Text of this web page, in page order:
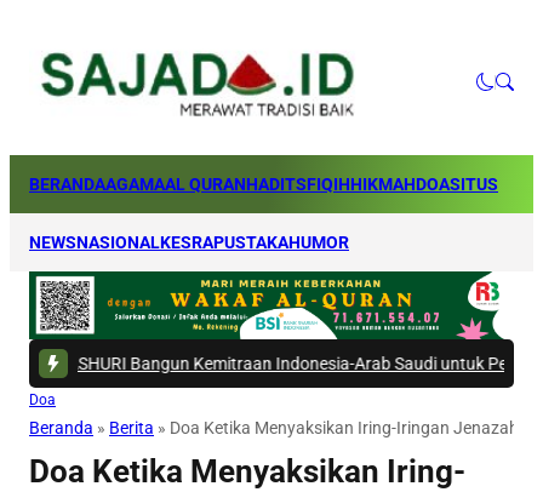
BERANDAAGAMAAL QURANHADITSFIQIHHIKMAHDOASITUS
NEWSNASIONALKESRAPUSTAKAHUMOR
ASHURI Bangun Kemitraan Indonesia-Arab Saudi untuk Perkuat
Doa
Beranda » Berita » Doa Ketika Menyaksikan Iring-Iringan Jenazah
Doa Ketika Menyaksikan Iring-